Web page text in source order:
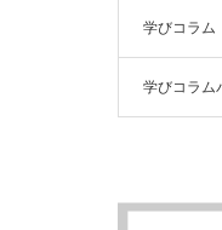
学びコラム
学びコラム